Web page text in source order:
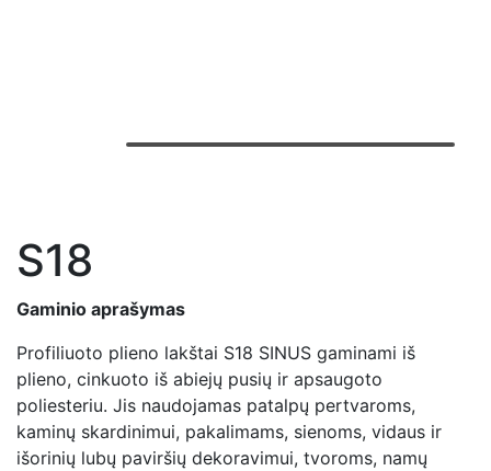
S18
Gaminio aprašymas
Profiliuoto plieno lakštai S18 SINUS gaminami iš
plieno, cinkuoto iš abiejų pusių ir apsaugoto
poliesteriu. Jis naudojamas patalpų pertvaroms,
kaminų skardinimui, pakalimams, sienoms, vidaus ir
išorinių lubų paviršių dekoravimui, tvoroms, namų